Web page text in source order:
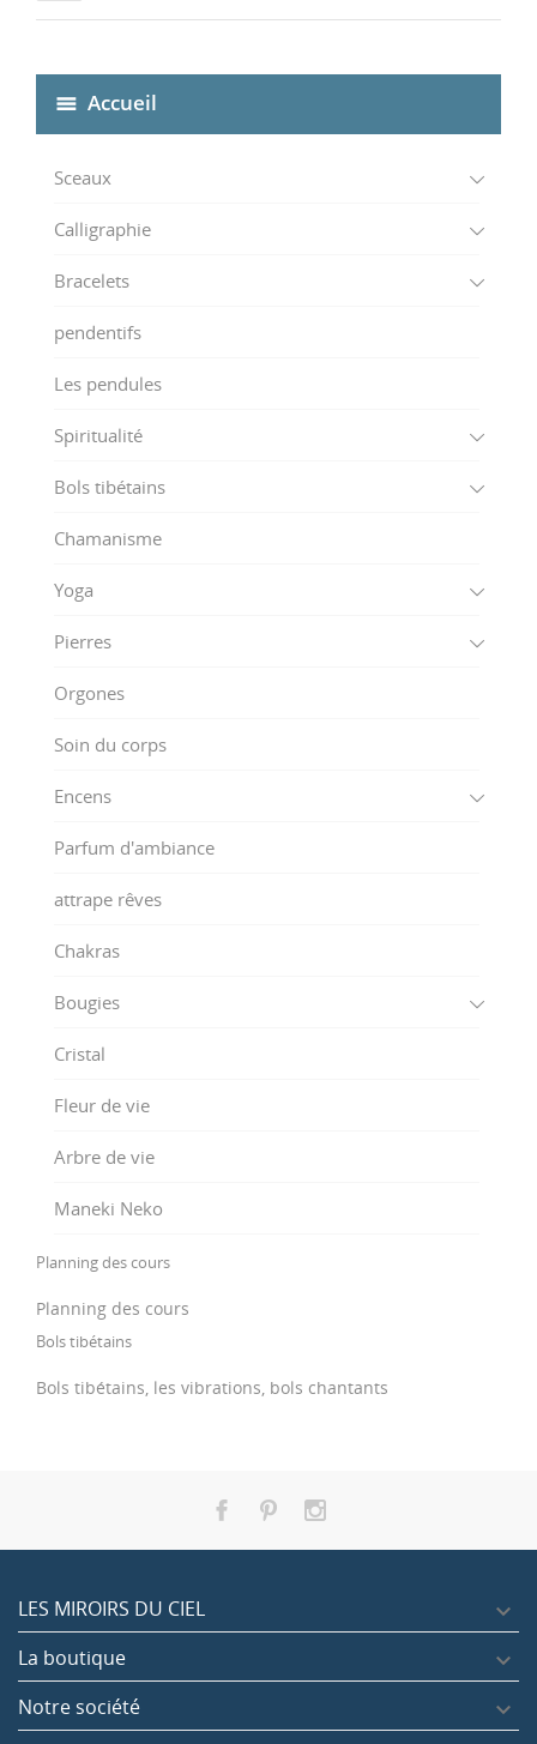
Accueil
Sceaux
Calligraphie
Bracelets
pendentifs
Les pendules
Spiritualité
Bols tibétains
Chamanisme
Yoga
Pierres
Orgones
Soin du corps
Encens
Parfum d'ambiance
attrape rêves
Chakras
Bougies
Cristal
Fleur de vie
Arbre de vie
Maneki Neko
Planning des cours
Planning des cours
Bols tibétains
Bols tibétains, les vibrations, bols chantants
LES MIROIRS DU CIEL 
La boutique 
Notre société 